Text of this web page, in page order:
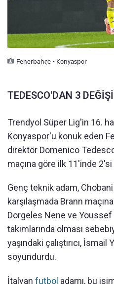
Fenerbahçe - Konyaspor
TEDESCO'DAN 3
Trendyol Süper Lig'in 16.
Konyaspor'u konuk eden
direktör Domenico
maçına göre ilk 11'inde
Genç teknik adam,
karşılaşmada Brann
Dorgeles Nene ve
takımlarında olması
yaşındaki çalıştırıcı,
soyundurdu.
İtalyan futbol adamı, bu